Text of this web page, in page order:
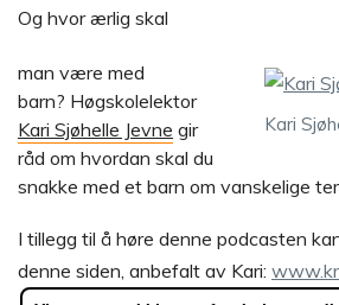
Og hvor ærlig skal
Kari
man være med
barn? Høgskolelektor
Kari Sjøhelle Jevne gir
råd om hvordan skal du
snakke med et barn om vanskelige
I tillegg til å høre denne podcasten
denne siden, anbefalt av Kari: